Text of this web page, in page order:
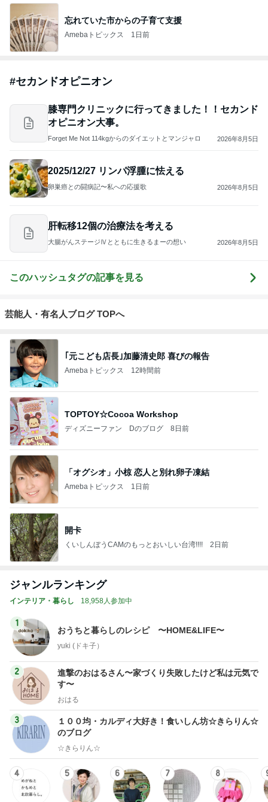
忘れていた市からの子育て支援
Amebaトピックス 1日前
#セカンドオピニオン
膝専門クリニックに行ってきました！！セカンド
オピニオン大事。
Forget Me Not 114kgからのダイエットとマンジャロ 2026年8月5日
2025/12/27 リンパ浮腫に怯える
卵巣癌との闘病記〜私への応援歌 2026年8月5日
肝転移12個の治療法を考える
大腸がんステージⅣとともに生きるまーの想い 2026年8月5日
このハッシュタグの記事を見る
芸能人・有名人ブログ TOPへ
｢元こども店長｣加藤清史郎 喜びの報告
Amebaトピックス 12時間前
TOPTOY☆Cocoa Workshop
ディズニーファン Dのブログ 8日前
「オグシオ」小椋 恋人と別れ卵子凍結
Amebaトピックス 1日前
開卡
くいしんぼうCAMのもっとおいしい台湾!!!! 2日前
ジャンルランキング
インテリア・暮らし 18,958人参加中
1
おうちと暮らしのレシピ 〜HOME&LIFE〜
yuki (ドキ子）
2
進撃のおはるさん〜家づくり失敗したけど私は元気で
す〜
おはる
3
１００均・カルディ大好き！食いしん坊☆きらりん☆
のブログ
☆きらりん☆
4 5 6 7 8